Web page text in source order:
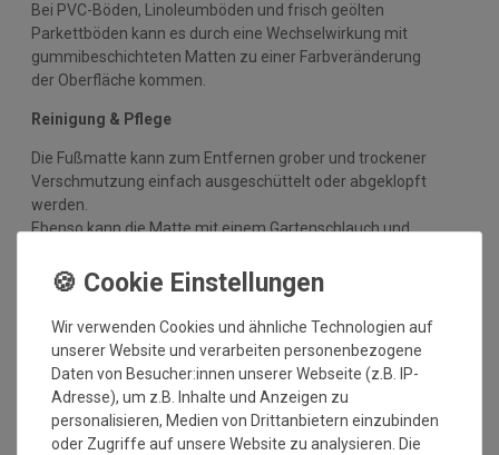
Bei PVC-Böden, Linoleumböden und frisch geölten
Parkettböden kann es durch eine Wechselwirkung mit
gummibeschichteten Matten zu einer Farbveränderung
der Oberfläche kommen.
Reinigung & Pflege
Die Fußmatte kann zum Entfernen grober und trockener
Verschmutzung einfach ausgeschüttelt oder abgeklopft
werden.
Ebenso kann die Matte mit einem Gartenschlauch und
Verschmutzung befreit werden.
die Matte am besten flach an einen warmen Platz zum
Trocknen.
Die Matte kann sehr viel Wasser aufnehmen und
dennoch trocknet sie schnell wieder ab.
Wir verwenden Cookies und ähnliche Technologien auf
unserer Website und verarbeiten personenbezogene
Daten von Besucher:innen unserer Webseite (z.B. IP-
Adresse), um z.B. Inhalte und Anzeigen zu
personalisieren, Medien von Drittanbietern einzubinden
oder Zugriffe auf unsere Website zu analysieren. Die